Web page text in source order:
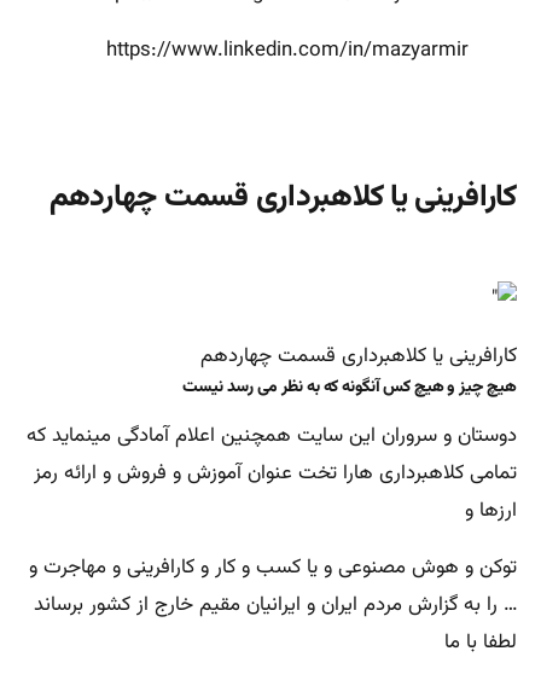
https://www.linkedin.com/in/mazyarmir
کارافرینی یا کلاهبرداری قسمت چهاردهم
کارافرینی یا کلاهبرداری قسمت چهاردهم
هیچ چیز و هیچ کس آنگونه که به نظر می رسد نیست
دوستان و سروران این سایت همچنین اعلام آمادگی مینماید که
تمامی کلاهبرداری هارا تخت عنوان آموزش و فروش و ارائه رمز
ارزها و
توکن و هوش مصنوعی و یا کسب و کار و کارافرینی و مهاجرت و
… را به گزارش مردم ایران و ایرانیان مقیم خارج از کشور برساند
لطفا با ما